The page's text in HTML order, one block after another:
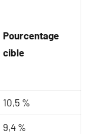
Pourcentage
cible
10,5 %
9,4 %